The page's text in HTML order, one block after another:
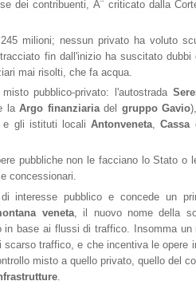
dei contribuenti, Ã¨ criticato dalla
milioni; nessun privato ha voluto
fin dall'inizio ha suscitato dubbi
mai risolti, che fa acqua.
pubblico-privato: l'autostrada
la Argo finanziariadel gruppo Gavio),
e gli istituti localiAntonveneta,
pubbliche non le facciano lo Stato o
concessionari.
interesse pubblico e concede un
veneta, il nuovo nome della
in base ai flussi di traffico. Insomma un
traffico, e che incentiva le opere
misto a quello privato, quello del